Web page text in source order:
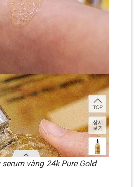
vàng 24k Pure Gold